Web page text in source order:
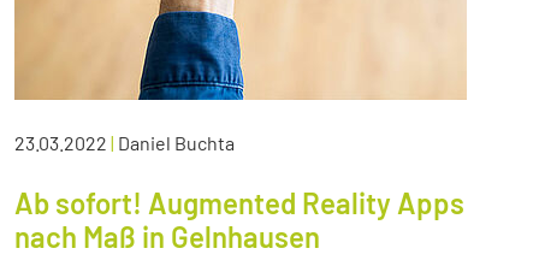
23.03.2022 | Daniel Buchta
Ab sofort! Augmented Reality Apps
nach Maß in Gelnhausen